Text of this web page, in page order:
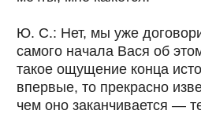
Ю. С.: Нет, мы уже
самого начала Вася об
такое ощущение конца
впервые, то прекрасно
чем оно заканчивается —